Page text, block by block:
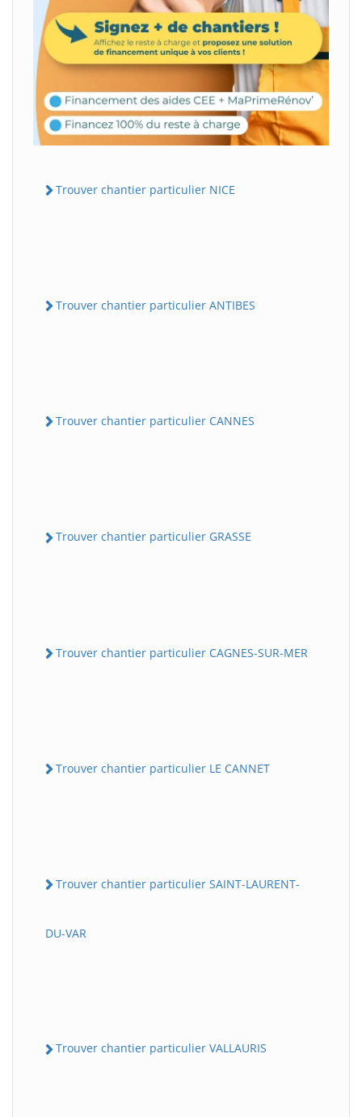
Trouver chantier particulier NICE
Trouver chantier particulier ANTIBES
Trouver chantier particulier CANNES
Trouver chantier particulier GRASSE
Trouver chantier particulier CAGNES-SUR-MER
Trouver chantier particulier LE CANNET
Trouver chantier particulier SAINT-LAURENT-
DU-VAR
Trouver chantier particulier VALLAURIS